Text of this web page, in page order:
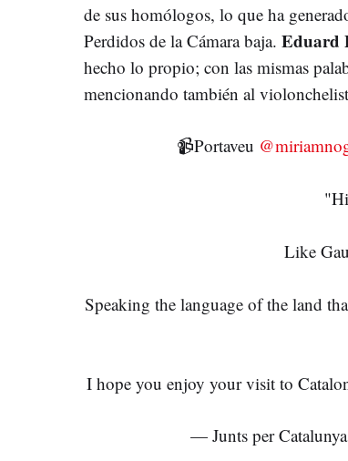
de sus homólogos, lo que ha
Perdidos de la Cámara baja. Eduard
hecho lo propio; con las mismas
mencionando también al
📹Portaveu
Like
Speaking the language of the land
I hope you enjoy your visit to
— Junts per